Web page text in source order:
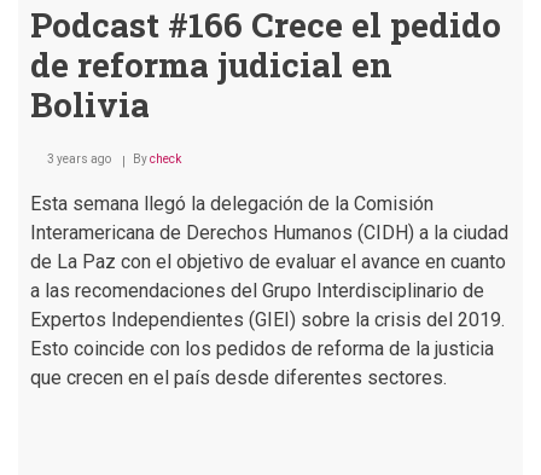
Podcast #166 Crece el pedido
de reforma judicial en
Bolivia
3 years ago Bycheck
Esta semana llegó la delegación de la Comisión
Interamericana de Derechos Humanos (CIDH) a la ciudad
de La Paz con el objetivo de evaluar el avance en cuanto
a las recomendaciones del Grupo Interdisciplinario de
Expertos Independientes (GIEI) sobre la crisis del 2019.
Esto coincide con los pedidos de reforma de la justicia
que crecen en el país desde diferentes sectores.